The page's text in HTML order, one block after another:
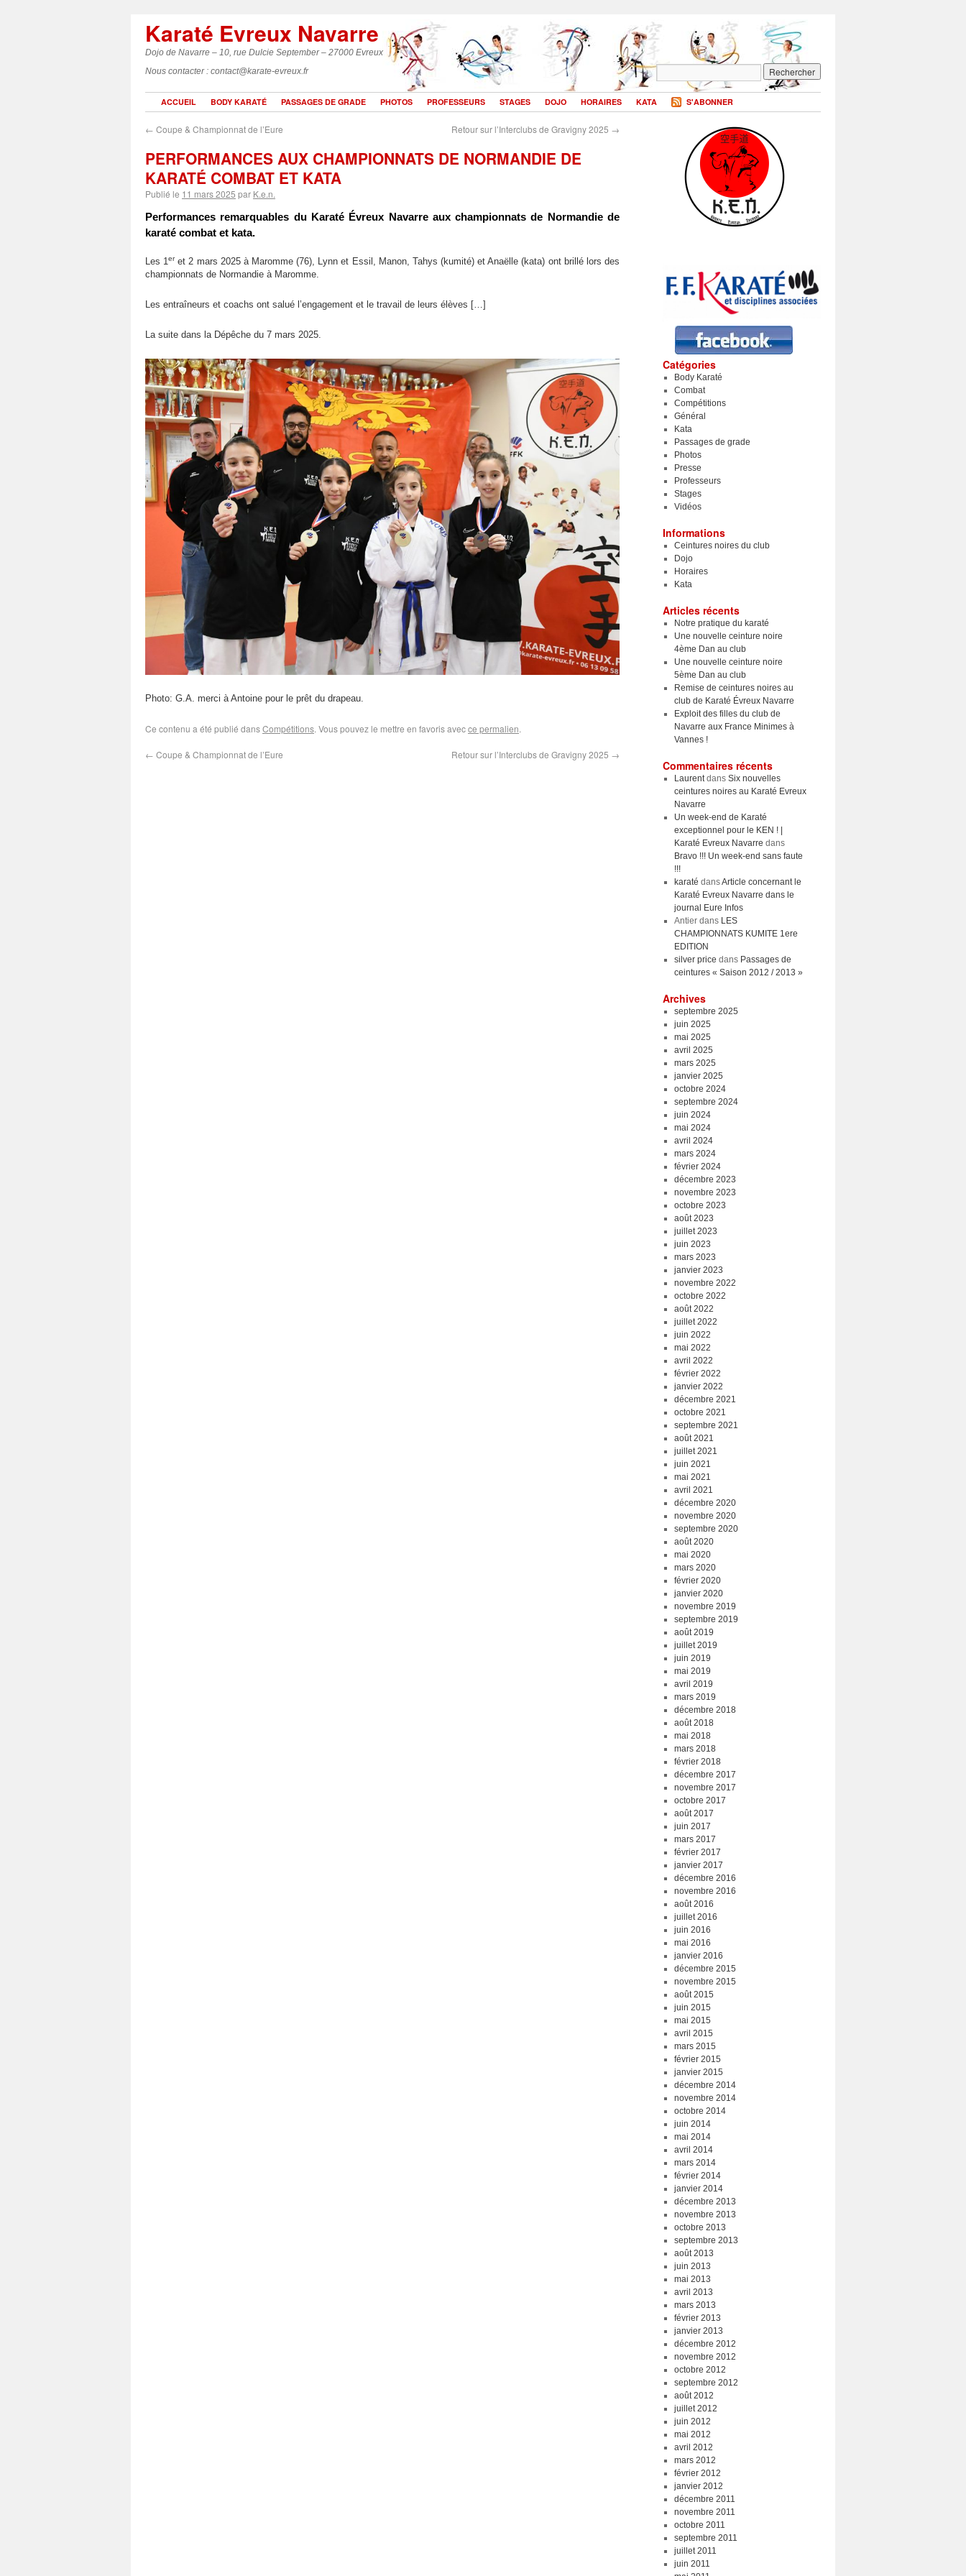
Karaté Evreux Navarre
Dojo de Navarre – 10, rue Dulcie September – 27000 Evreux
Nous contacter : contact@karate-evreux.fr
ACCUEIL BODY KARATÉ PASSAGES DE GRADE PHOTOS PROFESSEURS STAGES DOJO HORAIRES KATA S'ABONNER
← Coupe & Championnat de l’Eure Retour sur l’Interclubs de Gravigny 2025 →
PERFORMANCES AUX CHAMPIONNATS DE NORMANDIE DE
KARATÉ COMBAT ET KATA
Publié le 11 mars 2025 par K.e.n.
Performances remarquables du Karaté Évreux Navarre auxchampionnats de Normandie de
karaté combat et kata.
Les 1eret 2 mars 2025 à Maromme (76), Lynn et Essil, Manon, Tahys (kumité) et Anaëlle (kata) ont brillé lors des
championnats de Normandie à Maromme.
Les entraîneurs et coachs ont salué l’engagement et le travail de leurs élèves […]
La suite dans la Dépêche du 7 mars 2025.
Photo: G.A. merci à Antoine pour le prêt du drapeau.
Ce contenu a été publié dansCompétitions. Vous pouvez le mettre en favoris avecce permalien.
← Coupe & Championnat de l’Eure Retour sur l’Interclubs de Gravigny 2025 →
Catégories
Body Karaté
Combat
Compétitions
Général
Kata
Passages de grade
Photos
Presse
Professeurs
Stages
Vidéos
Informations
Ceintures noires du club
Dojo
Horaires
Kata
Articles récents
Notre pratique du karaté
Une nouvelle ceinture noire
4ème Dan au club
Une nouvelle ceinture noire
5ème Dan au club
Remise de ceintures noires au
club de Karaté Évreux Navarre
Exploit des filles du club de
Navarre aux France Minimes à
Vannes !
Commentaires récents
Laurentdans Six nouvelles
ceintures noires au Karaté Evreux
Navarre
Un week-end de Karaté
exceptionnel pour le KEN ! |
Karaté Evreux Navarre dans
Bravo !!! Un week-end sans faute
!!!
karaté dansArticle concernant le
Karaté Evreux Navarre dans le
journal Eure Infos
Antierdans LES
CHAMPIONNATS KUMITE 1ere
EDITION
silver price dans Passages de
ceintures « Saison 2012 / 2013 »
Archives
septembre 2025
juin 2025
mai 2025
avril 2025
mars 2025
janvier 2025
octobre 2024
septembre 2024
juin 2024
mai 2024
avril 2024
mars 2024
février 2024
décembre 2023
novembre 2023
octobre 2023
août 2023
juillet 2023
juin 2023
mars 2023
janvier 2023
novembre 2022
octobre 2022
août 2022
juillet 2022
juin 2022
mai 2022
avril 2022
février 2022
janvier 2022
décembre 2021
octobre 2021
septembre 2021
août 2021
juillet 2021
juin 2021
mai 2021
avril 2021
décembre 2020
novembre 2020
septembre 2020
août 2020
mai 2020
mars 2020
février 2020
janvier 2020
novembre 2019
septembre 2019
août 2019
juillet 2019
juin 2019
mai 2019
avril 2019
mars 2019
décembre 2018
août 2018
mai 2018
mars 2018
février 2018
décembre 2017
novembre 2017
octobre 2017
août 2017
juin 2017
mars 2017
février 2017
janvier 2017
décembre 2016
novembre 2016
août 2016
juillet 2016
juin 2016
mai 2016
janvier 2016
décembre 2015
novembre 2015
août 2015
juin 2015
mai 2015
avril 2015
mars 2015
février 2015
janvier 2015
décembre 2014
novembre 2014
octobre 2014
juin 2014
mai 2014
avril 2014
mars 2014
février 2014
janvier 2014
décembre 2013
novembre 2013
octobre 2013
septembre 2013
août 2013
juin 2013
mai 2013
avril 2013
mars 2013
février 2013
janvier 2013
décembre 2012
novembre 2012
octobre 2012
septembre 2012
août 2012
juillet 2012
juin 2012
mai 2012
avril 2012
mars 2012
février 2012
janvier 2012
décembre 2011
novembre 2011
octobre 2011
septembre 2011
juillet 2011
juin 2011